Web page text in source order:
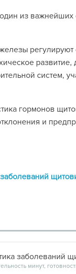
из важнейших
систем,
гормонов
и
заболеваний